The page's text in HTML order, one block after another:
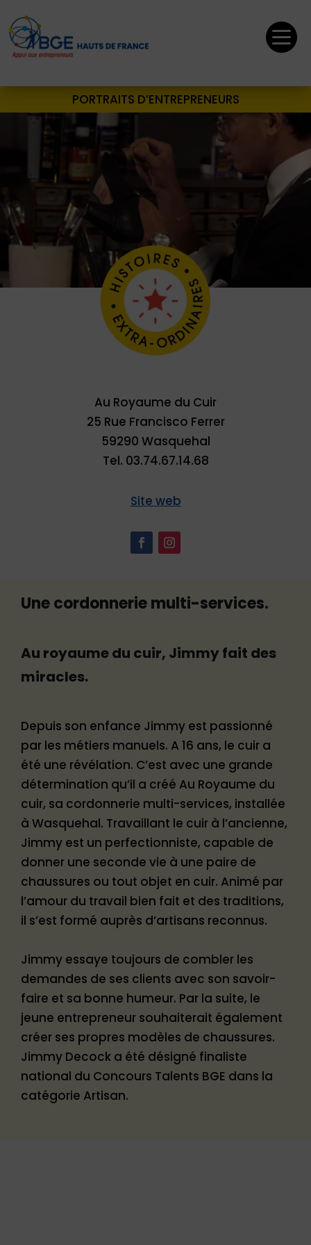

PORTRAITS D’ENTREPRENEURS
Au Royaume du Cuir
25 Rue Francisco Ferrer
59290 Wasquehal
Tel. 03.74.67.14.68
Site web
Une cordonnerie multi-services.
Au royaume du cuir, Jimmy fait des
miracles.
Depuis son enfance Jimmy est passionné
par les métiers manuels. A 16 ans, le cuir a
été une révélation. C’est avec une grande
détermination qu’il a créé Au Royaume du
cuir, sa cordonnerie multi-services, installée
à Wasquehal. Travaillant le cuir à l’ancienne,
Jimmy est un perfectionniste, capable de
donner une seconde vie à une paire de
chaussures ou tout objet en cuir. Animé par
l’amour du travail bien fait et des traditions,
il s’est formé auprès d’artisans reconnus.
Jimmy essaye toujours de combler les
demandes de ses clients avec son savoir-
faire et sa bonne humeur. Par la suite, le
jeune entrepreneur souhaiterait également
créer ses propres modèles de chaussures.
Jimmy Decock a été désigné finaliste
national du Concours Talents BGE dans la
catégorie Artisan.